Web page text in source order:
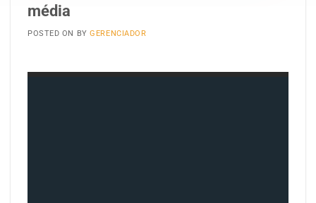
média
POSTED ON BYGERENCIADOR